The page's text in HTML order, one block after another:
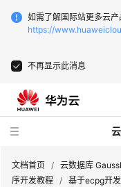
如需了解国际站更多云产
https://
不再显示此消息
文档首页 / 云数据库
序开发教程 / 基于ecpg开发